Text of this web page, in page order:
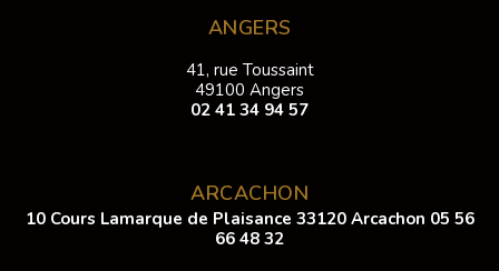
ANGERS
41, rue Toussaint
49100 Angers
02 41 34 94 57
ARCACHON
10 Cours Lamarque de Plaisance 33120 Arcachon 05 56
66 48 32